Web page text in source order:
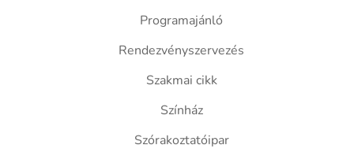
Programajánló
Rendezvényszervezés
Szakmai cikk
Színház
Szórakoztatóipar